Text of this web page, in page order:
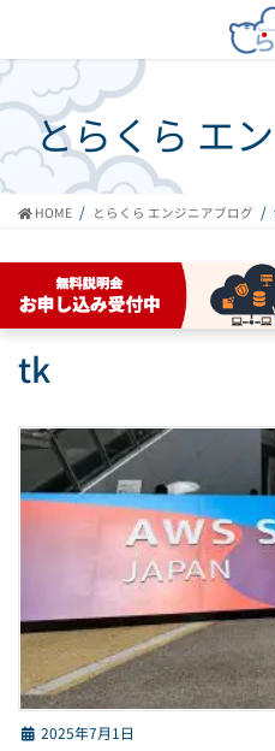
テ
ン
ツ
ス
キ
ゲ
ー
シ
ン
に
とらくら エ
HOME とらくら エンジニアブログ
tk
2025年7月1日